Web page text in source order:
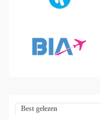
Best gelezen